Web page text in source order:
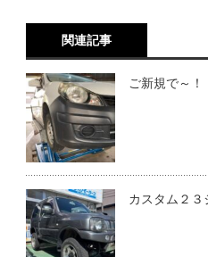
関連記事
ご新規で～！
カスタム２３